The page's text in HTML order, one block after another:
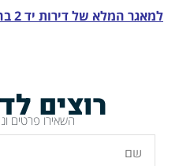
למאגר המלא של דירות יד 2 בחיפה לחצו כאן >>
רוצים
השאירו פרטים